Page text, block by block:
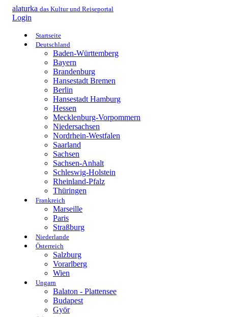
alaturka das Kultur und Reiseportal
Login
Startseite
Deutschland
Baden-Württemberg
Bayern
Brandenburg
Hansestadt Bremen
Berlin
Hansestadt Hamburg
Hessen
Mecklenburg-Vorpommern
Niedersachsen
Nordrhein-Westfalen
Saarland
Sachsen
Sachsen-Anhalt
Schleswig-Holstein
Rheinland-Pfalz
Thüringen
Frankreich
Marseille
Paris
Straßburg
Niederlande
Österreich
Salzburg
Vorarlberg
Wien
Ungarn
Balaton - Plattensee
Budapest
Györ